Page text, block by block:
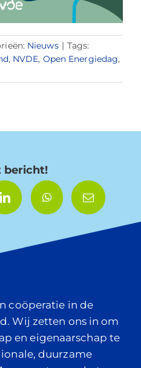
Nieuws | Tags:
, NVDE, Open Energiedag,
bericht!
coöperatie in de
Wij zetten ons in om
en eigenaarschap te
duurzame